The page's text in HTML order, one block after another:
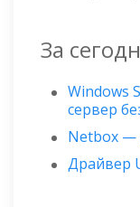
За
Windows
сервер
Netbox —
Драйвер